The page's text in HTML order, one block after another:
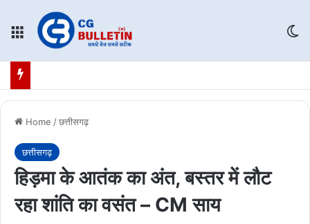
Menu
Home /छत्तीसगढ़
छत्तीसगढ़
हिड़मा के आतंक का अंत, बस्तर में लौट
रहा शांति का वसंत – CM साय